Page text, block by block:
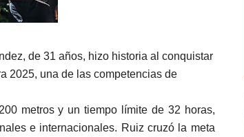
de 31 años, hizo historia al conquistar
2025, una de las competencias de
metros y un tiempo límite de 32 horas,
e internacionales. Ruiz cruzó la meta